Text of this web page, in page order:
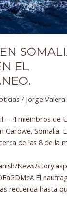
EL
/ Jorge
– 4 miembros de
Garowe, Somalia.
de las 8 de la
News/
El
recuerda hasta